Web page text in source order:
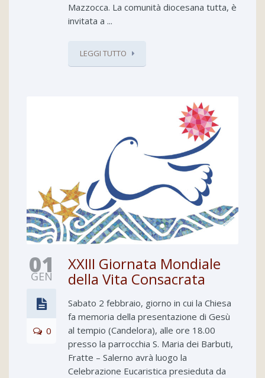
Mazzocca. La comunità diocesana tutta, è
invitata a ...
LEGGI TUTTO
01
GEN
0
XXIII Giornata Mondiale
della Vita Consacrata
Sabato 2 febbraio, giorno in cui la Chiesa
fa memoria della presentazione di Gesù
al tempio (Candelora), alle ore 18.00
presso la parrocchia S. Maria dei Barbuti,
Fratte – Salerno avrà luogo la
Celebrazione Eucaristica presieduta da